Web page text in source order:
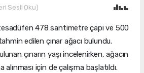
Sesli Oku)
478 santimetre çapı ve 500
edilen çınar ağacı bulundu.
çınarın yaşı incelenirken, ağacın
için de çalışma başlatıldı.